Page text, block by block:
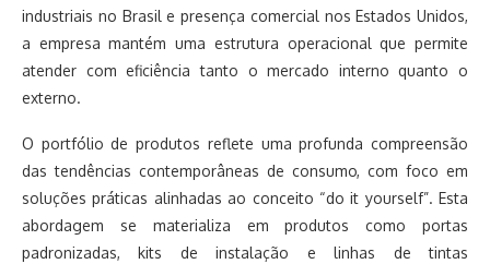
industriais no Brasil e presença comercial nos Estados Unidos,
a empresa mantém uma estrutura operacional que permite
atender com eficiência tanto o mercado interno quanto o
externo.
O portfólio de produtos reflete uma profunda compreensão
das tendências contemporâneas de consumo, com foco em
soluções práticas alinhadas ao conceito “do it yourself”. Esta
abordagem se materializa em produtos como portas
padronizadas, kits de instalação e linhas de tintas